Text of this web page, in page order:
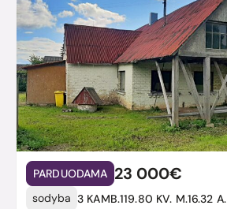
PARDUODAMA 23 000€
sodyba 3 KAMB.119.80 KV. M.16.32 A.